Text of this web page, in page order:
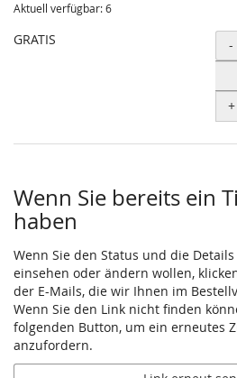
Aktuell verfügbar: 6
GRATIS -
+
Wenn Sie bereits ein
haben
Wenn Sie den Status und die
einsehen oder ändern wollen,
der E-Mails, die wir Ihnen im
Wenn Sie den Link nicht finden
folgenden Button, um ein erneutes
anzufordern.